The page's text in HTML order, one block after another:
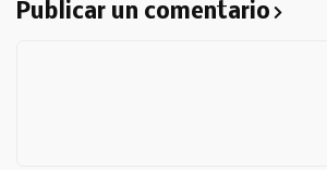
Publicar un comentario